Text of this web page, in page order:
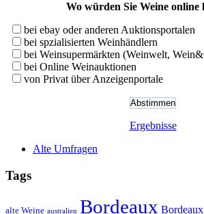
Wo würden Sie Weine online
bei ebay oder anderen Auktionsportalen
bei spzialisierten Weinhändlern
bei Weinsupermärkten (Weinwelt,
bei Online Weinauktionen
von Privat über Anzeigenportale
Ergebnisse
Alte Umfragen
Tags
alte Weine australien Bordeaux